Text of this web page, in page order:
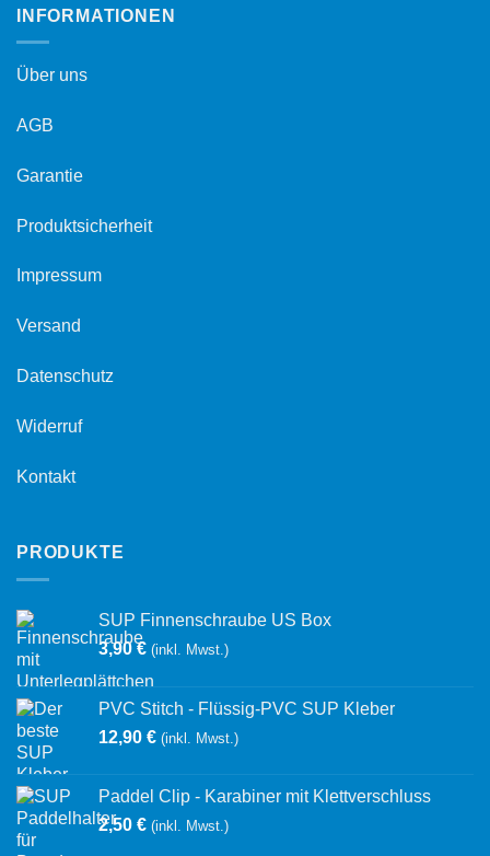
INFORMATIONEN
Über uns
AGB
Garantie
Produktsicherheit
Impressum
Versand
Datenschutz
Widerruf
Kontakt
PRODUKTE
SUP Finnenschraube US Box
3,90€ (inkl. Mwst.)
PVC Stitch - Flüssig-PVC SUP Kleber
12,90 € (inkl. Mwst.)
Paddel Clip - Karabiner mit Klettverschluss
2,50 € (inkl. Mwst.)